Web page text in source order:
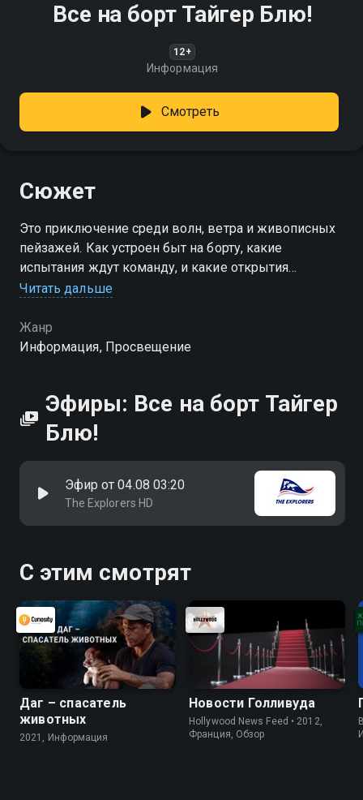
Все на борт Тайгер Блю!
12+
Информация
Смотреть
Сюжет
Это приключение среди волн, ветра и живописных
пейзажей. Как устроен быт на борту, какие
испытания ждут команду, и какие открытия
приносит морская экспедиция?
Читать дальше
Жанр
Информация, Просвещение
Эфиры: Все на борт Тайгер
Блю!
Эфир от 04.08 03:20
The Explorers HD
С этим смотрят
Даг – спасатель
животных
2021, Информация
Новости Голливуда
Hollywood News Feed • 2012,
Франция, Обзор